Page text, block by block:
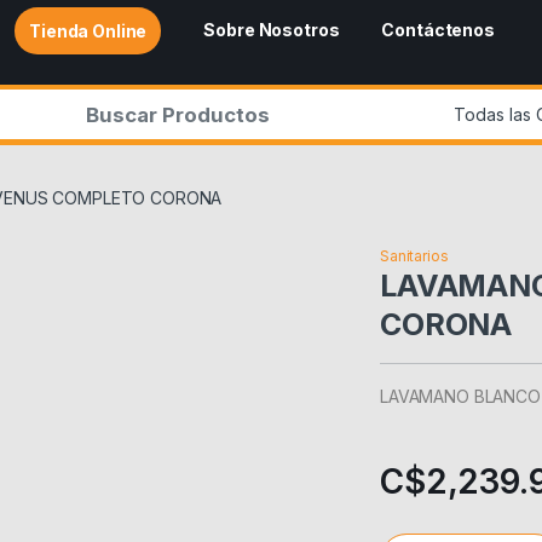
Tienda Online Sobre Nosotros Contáctenos
COMPLETO CORONA
Sanitarios
CORONA
LAVAMANO
C$